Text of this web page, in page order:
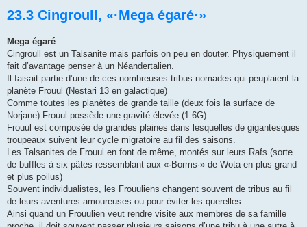
23.3 Cingroull, «·Mega égaré·»
Mega égaré
Cingroull est un Talsanite mais parfois on peu en douter. Physiquement il
fait d’avantage penser à un Néandertalien.
Il faisait partie d’une de ces nombreuses tribus nomades qui peuplaient la
planète Frouul (Nestari 13 en galactique)
Comme toutes les planètes de grande taille (deux fois la surface de
Norjane) Frouul possède une gravité élevée (1.6G)
Frouul est composée de grandes plaines dans lesquelles de gigantesques
troupeaux suivent leur cycle migratoire au fil des saisons.
Les Talsanites de Frouul en font de même, montés sur leurs Rafs (sorte
de buffles à six pâtes ressemblant aux «·Borms·» de Wota en plus grand
et plus poilus)
Souvent individualistes, les Frouuliens changent souvent de tribus au fil
de leurs aventures amoureuses ou pour éviter les querelles.
Ainsi quand un Frouulien veut rendre visite aux membres de sa famille